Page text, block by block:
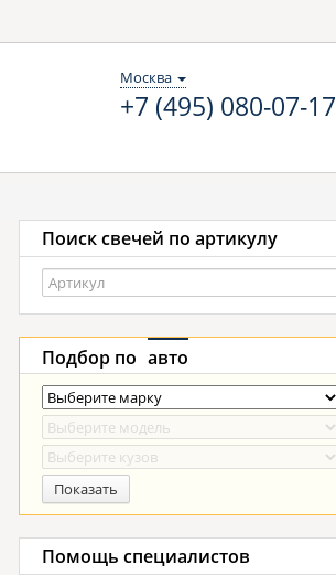
Москва
+7 (495) 080-07-17
Поиск свечей по артикулу
Подбор по авто
Показать
Помощь специалистов